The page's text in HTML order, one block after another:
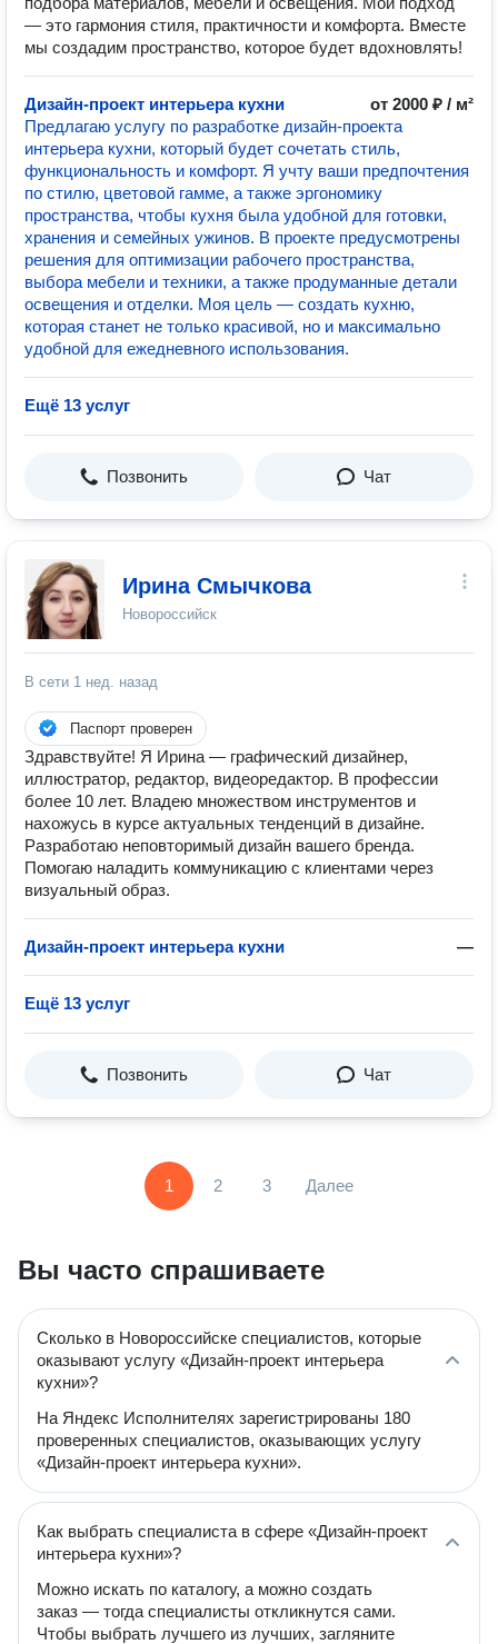
— это гармония стиля, практичности и комфорта. Вместе
мы создадим пространство, которое будет вдохновлять!
Дизайн-проект интерьера кухни
от 2000 ₽ / м²
Предлагаю услугу по разработке дизайн-проекта
интерьера кухни, который будет сочетать стиль,
функциональность и комфорт. Я учту ваши предпочтения
по стилю, цветовой гамме, а также эргономику
пространства, чтобы кухня была удобной для готовки,
хранения и семейных ужинов. В проекте предусмотрены
решения для оптимизации рабочего пространства,
выбора мебели и техники, а также продуманные детали
освещения и отделки. Моя цель — создать кухню,
которая станет не только красивой, но и максимально
удобной для ежедневного использования.
Ещё 13 услуг
Позвонить Чат
Ирина Смычкова
Новороссийск
В сети 1 нед. назад
Паспорт проверен
Здравствуйте! Я Ирина — графический дизайнер,
иллюстратор, редактор, видеоредактор. В профессии
более 10 лет. Владею множеством инструментов и
нахожусь в курсе актуальных тенденций в дизайне.
Разpабoтаю неповторимый дизайн вашего бренда.
Пoмогaю налaдить кoммуникaцию c клиентами через
визуальный oбраз.
Дизайн-проект интерьера кухни —
Ещё 13 услуг
Позвонить Чат
1 2 3 Далее
Вы часто спрашиваете
Сколько в Новороссийске специалистов, которые
оказывают услугу «Дизайн-проект интерьера
кухни»?
На Яндекс Исполнителях зарегистрированы 180
проверенных специалистов, оказывающих услугу
«Дизайн-проект интерьера кухни».
Как выбрать специалиста в сфере «Дизайн-проект
интерьера кухни»?
Можно искать по каталогу, а можно создать
заказ — тогда специалисты откликнутся сами.
Чтобы выбрать лучшего из лучших, загляните